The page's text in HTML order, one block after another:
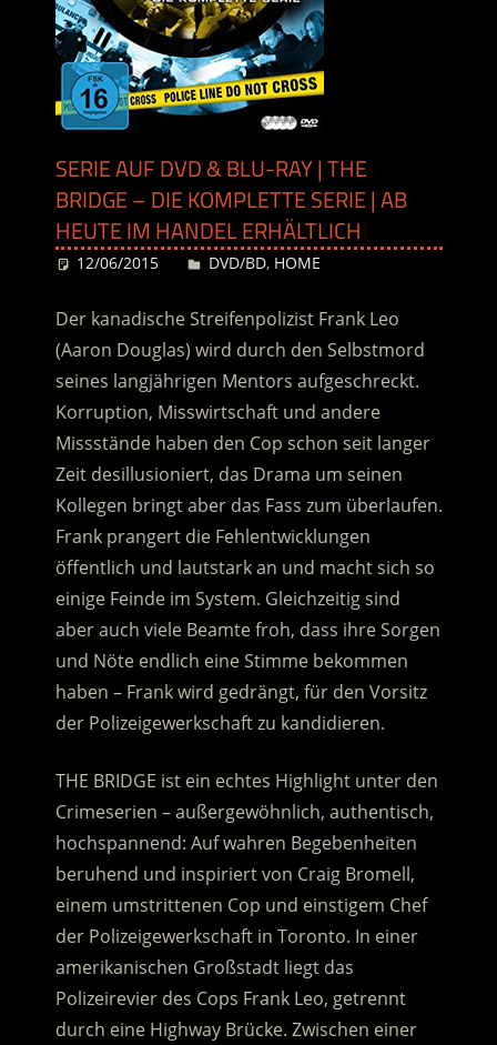
SERIE AUF DVD & BLU-RAY | THE
BRIDGE – DIE KOMPLETTE SERIE | AB
HEUTE IM HANDEL ERHÄLTLICH
12/06/2015 Desiree
DVD/BD, HOME
Der kanadische Streifenpolizist Frank Leo
(Aaron Douglas) wird durch den Selbstmord
seines langjährigen Mentors aufgeschreckt.
Korruption, Misswirtschaft und andere
Missstände haben den Cop schon seit langer
Zeit desillusioniert, das Drama um seinen
Kollegen bringt aber das Fass zum überlaufen.
Frank prangert die Fehlentwicklungen
öffentlich und lautstark an und macht sich so
einige Feinde im System. Gleichzeitig sind
aber auch viele Beamte froh, dass ihre Sorgen
und Nöte endlich eine Stimme bekommen
haben – Frank wird gedrängt, für den Vorsitz
der Polizeigewerkschaft zu kandidieren.
THE BRIDGE ist ein echtes Highlight unter den
Crimeserien – außergewöhnlich, authentisch,
hochspannend: Auf wahren Begebenheiten
beruhend und inspiriert von Craig Bromell,
einem umstrittenen Cop und einstigem Chef
der Polizeigewerkschaft in Toronto. In einer
amerikanischen Großstadt liegt das
Polizeirevier des Cops Frank Leo, getrennt
durch eine Highway Brücke. Zwischen einer